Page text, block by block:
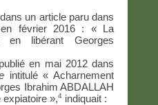
un article paru dans
en février 2016 : « La
en libérant Georges
en mai 2012 dans
intitulé « Acharnement
Ibrahim ABDALLAH
expiatoire »,4 indiquait :